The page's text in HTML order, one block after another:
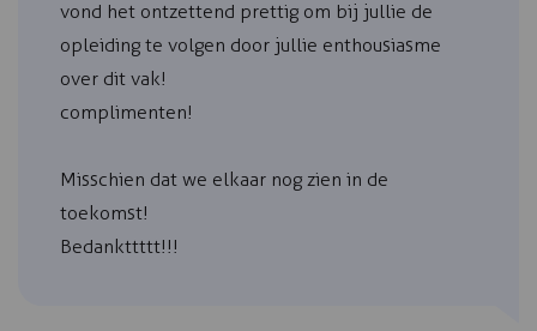
vond het ontzettend prettig om bij jullie de
opleiding te volgen door jullie enthousiasme
over dit vak!
complimenten!
Misschien dat we elkaar nog zien in de
toekomst!
Bedankttttt!!!